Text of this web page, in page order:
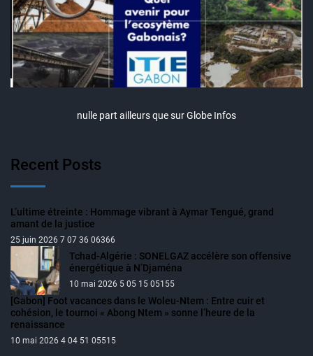
nulle part ailleurs que sur Globe Infos
Recent Posts
L’ultime étreinte : Hommage vibrant à Aymar Tengué, grand
amant de la justice
25 juin 2026 7 07 36 06366
Tchad-Algérie : SONELGAZ accélère son offensive
énergétique à N’Djaména
10 mai 2026 5 05 15 05155
[Gabon] Foot vacances dans le Woleu-Ntem : Entre cuir et
cohésion, le tournoi « Abong Ntem » sonne l’heure de la
renaissance
10 mai 2026 4 04 51 05515